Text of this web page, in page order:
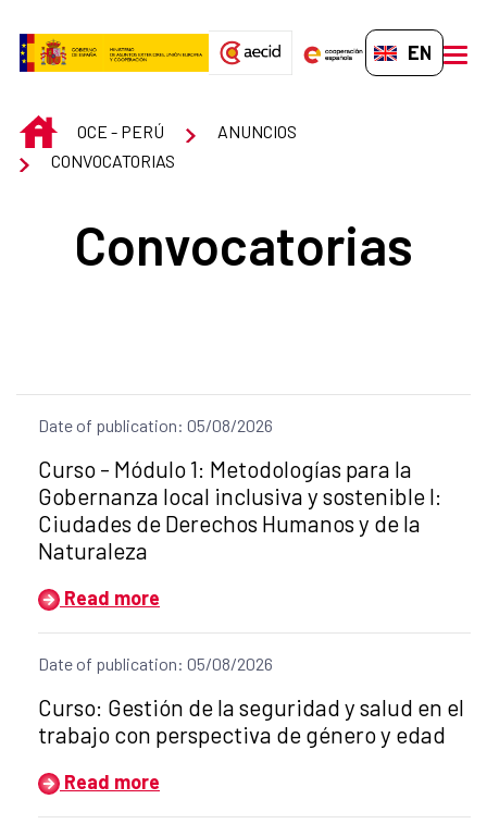
EN-GB
INICIOOCE - PERÚ
ANUNCIOS
CONVOCATORIAS
Convocatorias
Date of publication: 05/08/2026
Title of the announcement:
Curso - Módulo 1: Metodologías para la
Gobernanza local inclusiva y sostenible I:
Ciudades de Derechos Humanos y de la
Naturaleza
Read more
Date of publication: 05/08/2026
Title of the announcement:
Curso: Gestión de la seguridad y salud en el
trabajo con perspectiva de género y edad
Read more